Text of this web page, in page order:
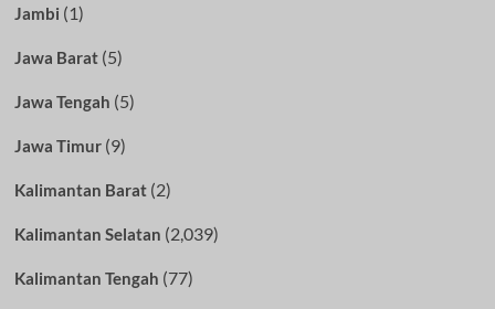
Jambi (1)
Jawa Barat(5)
Jawa Tengah (5)
Jawa Timur(9)
Kalimantan Barat(2)
Kalimantan Selatan (2,039)
Kalimantan Tengah (77)